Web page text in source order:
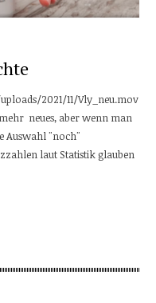
2021/11/Vly_neu.mov
neues, aber wenn man
Auswahl "noch"
laut Statistik glauben